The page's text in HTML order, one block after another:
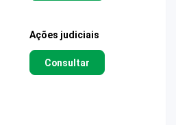
Ações judiciais
Consultar